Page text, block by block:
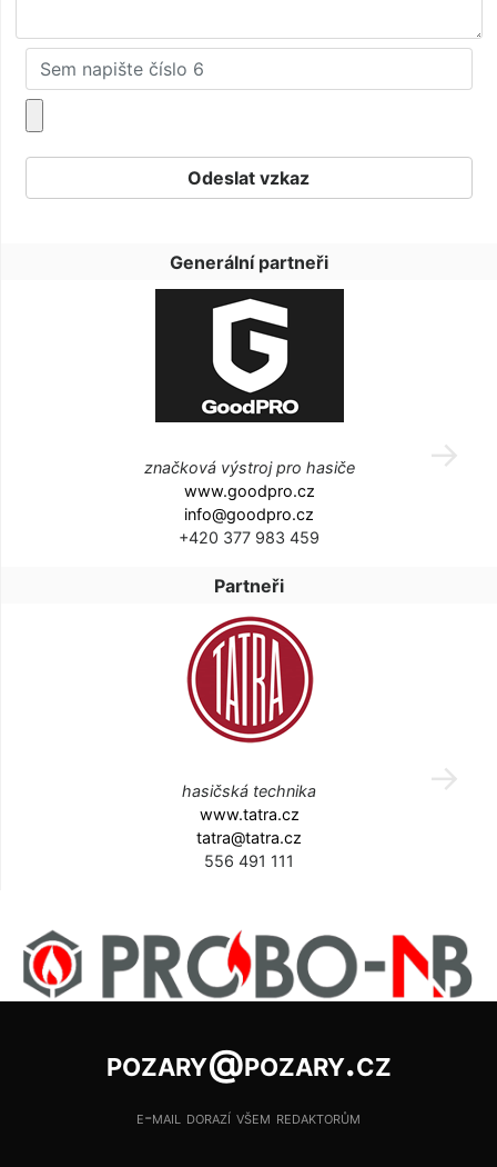
Generální partneři
značková výstroj pro hasiče
www.goodpro.cz
info@goodpro.cz
+420 377 983 459
Partneři
hasičská technika
www.tatra.cz
tatra@tatra.cz
556 491 111
pozary@pozary.cz
e-mail dorazí všem redaktorům